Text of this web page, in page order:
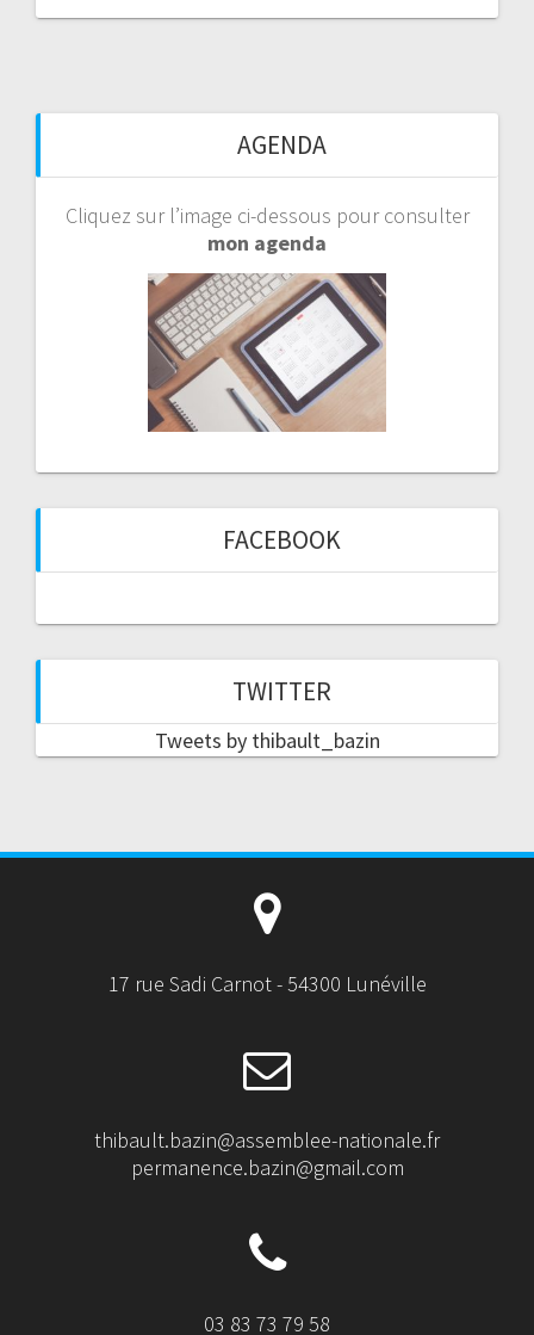
AGENDA
Cliquez sur l’image ci-dessous pour consulter
mon agenda
FACEBOOK
TWITTER
Tweets by thibault_bazin
17 rue Sadi Carnot - 54300 Lunéville
thibault.bazin@assemblee-nationale.fr
permanence.bazin@gmail.com
03 83 73 79 58